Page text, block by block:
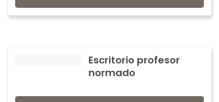
Escritorio profesor
normado